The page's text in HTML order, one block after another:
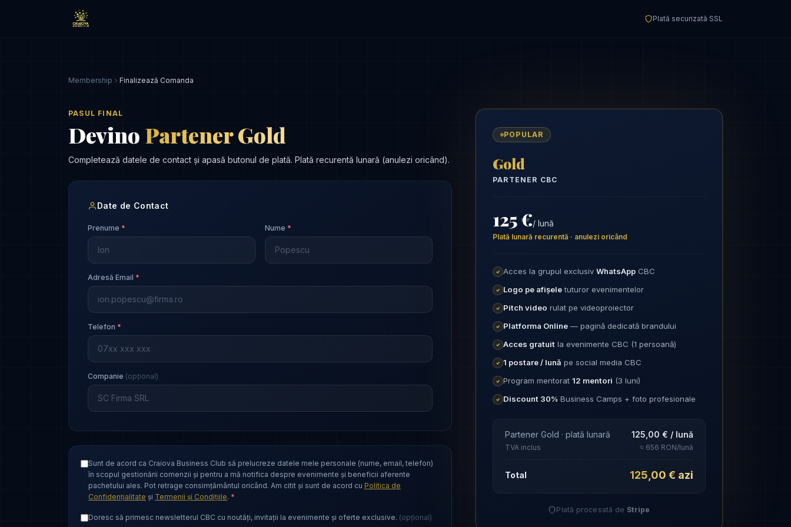
Plată securizată SSL
Membership Finalizează Comanda
PASUL FINAL
Devino Partener Gold
Completează datele de contact și apasă butonul de plată. Plată recurentă lunară (anulezi oricând).
Date de Contact
Prenume * Nume *
Adresă Email *
Telefon *
Companie (opțional)
Sunt de acord ca Craiova Business Club să prelucreze datele mele personale (nume, email, telefon)
în scopul gestionării comenzii și pentru a mă notifica despre evenimente și beneficii aferente
pachetului ales. Pot retrage consimțământul oricând. Am citit și sunt de acord cu Politica de
Confidențialitate și Termenii și Condițiile. *
Doresc să primesc newsletterul CBC cu noutăți, invitații la evenimente și oferte exclusive. (opțional)
POPULAR
Gold
PARTENER CBC
125 €/ lună
Plată lunară recurentă · anulezi oricând
Acces la grupul exclusiv WhatsApp CBC
Logo pe afișeletuturor evenimentelor
Pitch video rulat pe videoproiector
Platforma Online — pagină dedicată brandului
Acces gratuit la evenimente CBC (1 persoană)
1 postare / lună pe social media CBC
Program mentorat 12 mentori (3 luni)
Discount 30% Business Camps + foto profesionale
Partener Gold · plată lunară 125,00 € / lună
TVA inclus ≈ 656 RON/lună
Total 125,00 € azi
Plată procesată de Stripe